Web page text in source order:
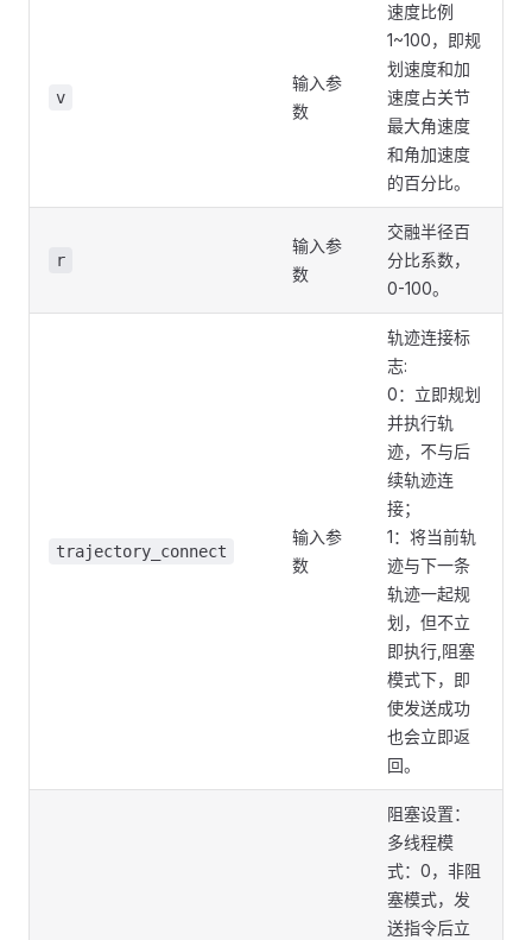
v
输入参
数
速度比例
1~100，即规
划速度和加
速度占关节
最大角速度
和角加速度
的百分比。
r
输入参
数
交融半径百
分比系数，
0-100。
trajectory_connect
输入参
数
轨迹连接标
志:
0：立即规划
并执行轨
迹，不与后
续轨迹连
接；
1：将当前轨
迹与下一条
轨迹一起规
划，但不立
即执行,阻塞
模式下，即
使发送成功
也会立即返
回。
阻塞设置：
多线程模
式：0，非阻
塞模式，发
送指令后立